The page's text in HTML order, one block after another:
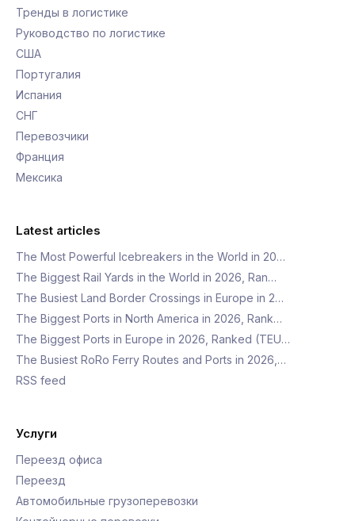
Тренды в логистике
Руководство по логистике
США
Португалия
Испания
СНГ
Перевозчики
Франция
Мексика
Latest articles
The Most Powerful Icebreakers in the World in 20…
The Biggest Rail Yards in the World in 2026, Ran…
The Busiest Land Border Crossings in Europe in 2…
The Biggest Ports in North America in 2026, Rank…
The Biggest Ports in Europe in 2026, Ranked (TEU…
The Busiest RoRo Ferry Routes and Ports in 2026,…
RSS feed
Услуги
Переезд офиса
Переезд
Автомобильные грузоперевозки